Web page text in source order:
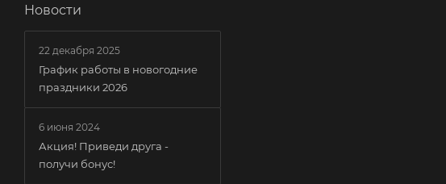
Новости
22 декабря 2025
График работы в новогодние
праздники 2026
6 июня 2024
Акция! Приведи друга -
получи бонус!